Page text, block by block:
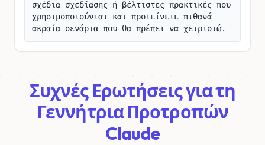
σχέδια σχεδίασης ή βέλτιστες πρακτικές που
χρησιμοποιούνται και προτείνετε πιθανά
ακραία σενάρια που θα πρέπει να χειριστώ.
Συχνές Ερωτήσεις για τη
Γεννήτρια Προτροπών
Claude